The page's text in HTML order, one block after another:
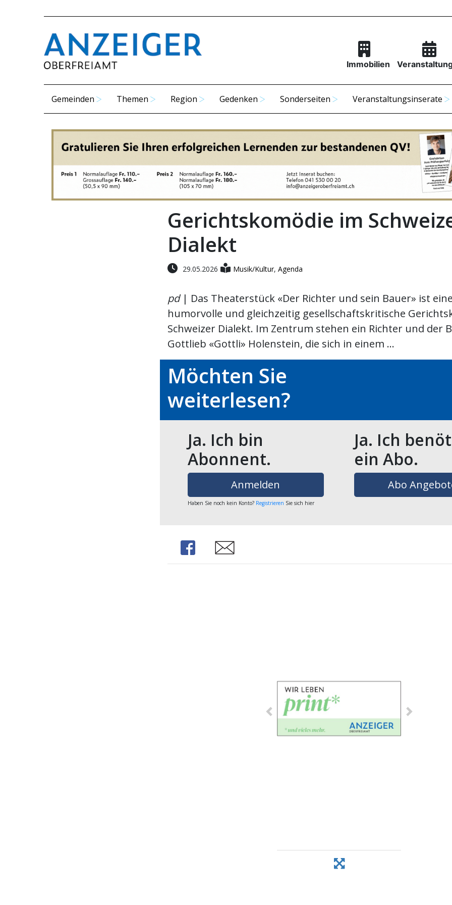
Immobilien
Gemeinden Themen Region Gedenken Sonderseiten Veranstaltungsinserate
Gerichtskomödie im
Dialekt
29.05.2026 Musik/Kultur, Agenda
pd| Das Theaterstück «Der Richter und sein Bauer» ist
humorvolle und gleichzeitig gesellschaftskritische
Schweizer Dialekt. Im Zentrum stehen ein Richter und der
Gottlieb «Gottli» Holenstein, die sich in einem ...
Möchten Sie
weiterlesen?
Ja. Ich bin
Abonnent.
Anmelden
Haben Sie noch kein Konto?Registrieren Sie sich hier
Ja. Ich
ein Abo.
Abo
Share Share